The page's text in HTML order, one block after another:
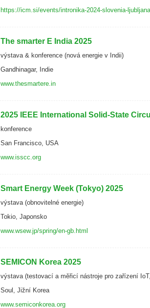
https://icm.si/events/intronika-2024-slovenia-
The smarter E India 2025
výstava & konference (nová energie v Indii)
Gandhinagar, Indie
www.thesmartere.in
2025 IEEE International Solid-State
konference
San Francisco, USA
www.isscc.org
Smart Energy Week (Tokyo) 2025
výstava (obnovitelné energie)
Tokio, Japonsko
www.wsew.jp/spring/en-gb.html
SEMICON Korea 2025
výstava (testovací a měřicí nástroje pro zařízení
Soul, Jižní Korea
www.semiconkorea.org